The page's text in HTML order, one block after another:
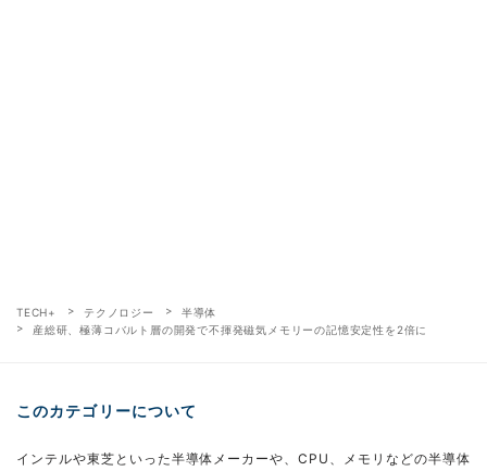
TECH+ テクノロジー
半導体
産総研、極薄コバルト層の開発で不揮発磁気メモリーの記憶安定性を2倍に
このカテゴリーについて
インテルや東芝といった半導体メーカーや、CPU、メモリなどの半導体